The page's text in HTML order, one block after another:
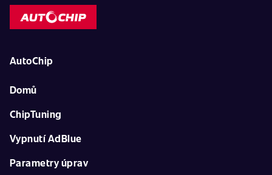
AutoChip
Domů
ChipTuning
Vypnutí AdBlue
Parametry úprav